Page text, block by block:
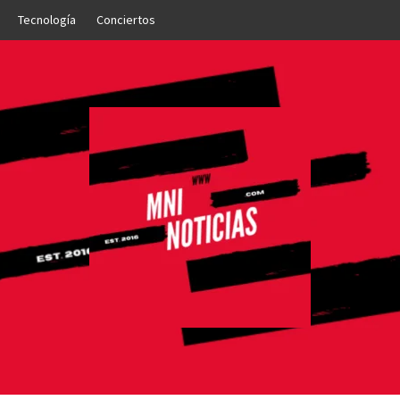
Tecnología Conciertos